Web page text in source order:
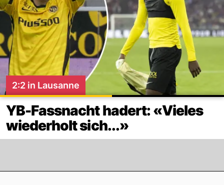
2:2 in Lausanne
YB-Fassnacht hadert: «Vieles
wiederholt sich...»